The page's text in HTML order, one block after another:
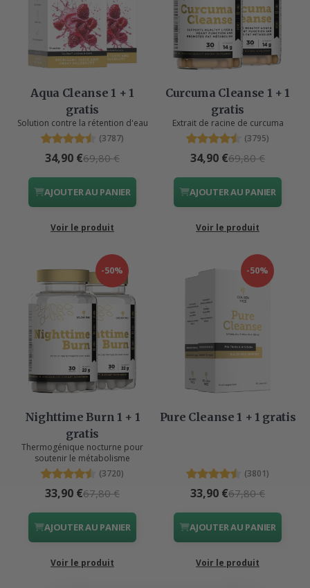
Aqua Cleanse 1 + 1
gratis
Solution contre la rétention d'eau
(3787)
34,90 €69,80 €
AJOUTER AU PANIER
Voir le produit
Curcuma Cleanse 1 + 1
gratis
Extrait de racine de curcuma
(3795)
34,90 €69,80 €
AJOUTER AU PANIER
Voir le produit
-50%
Nighttime Burn 1 + 1
gratis
Thermogénique nocturne pour
soutenir le métabolisme
(3720)
33,90 €67,80 €
AJOUTER AU PANIER
Voir le produit
-50%
Pure Cleanse 1 + 1 gratis
(3801)
33,90 €67,80 €
AJOUTER AU PANIER
Voir le produit